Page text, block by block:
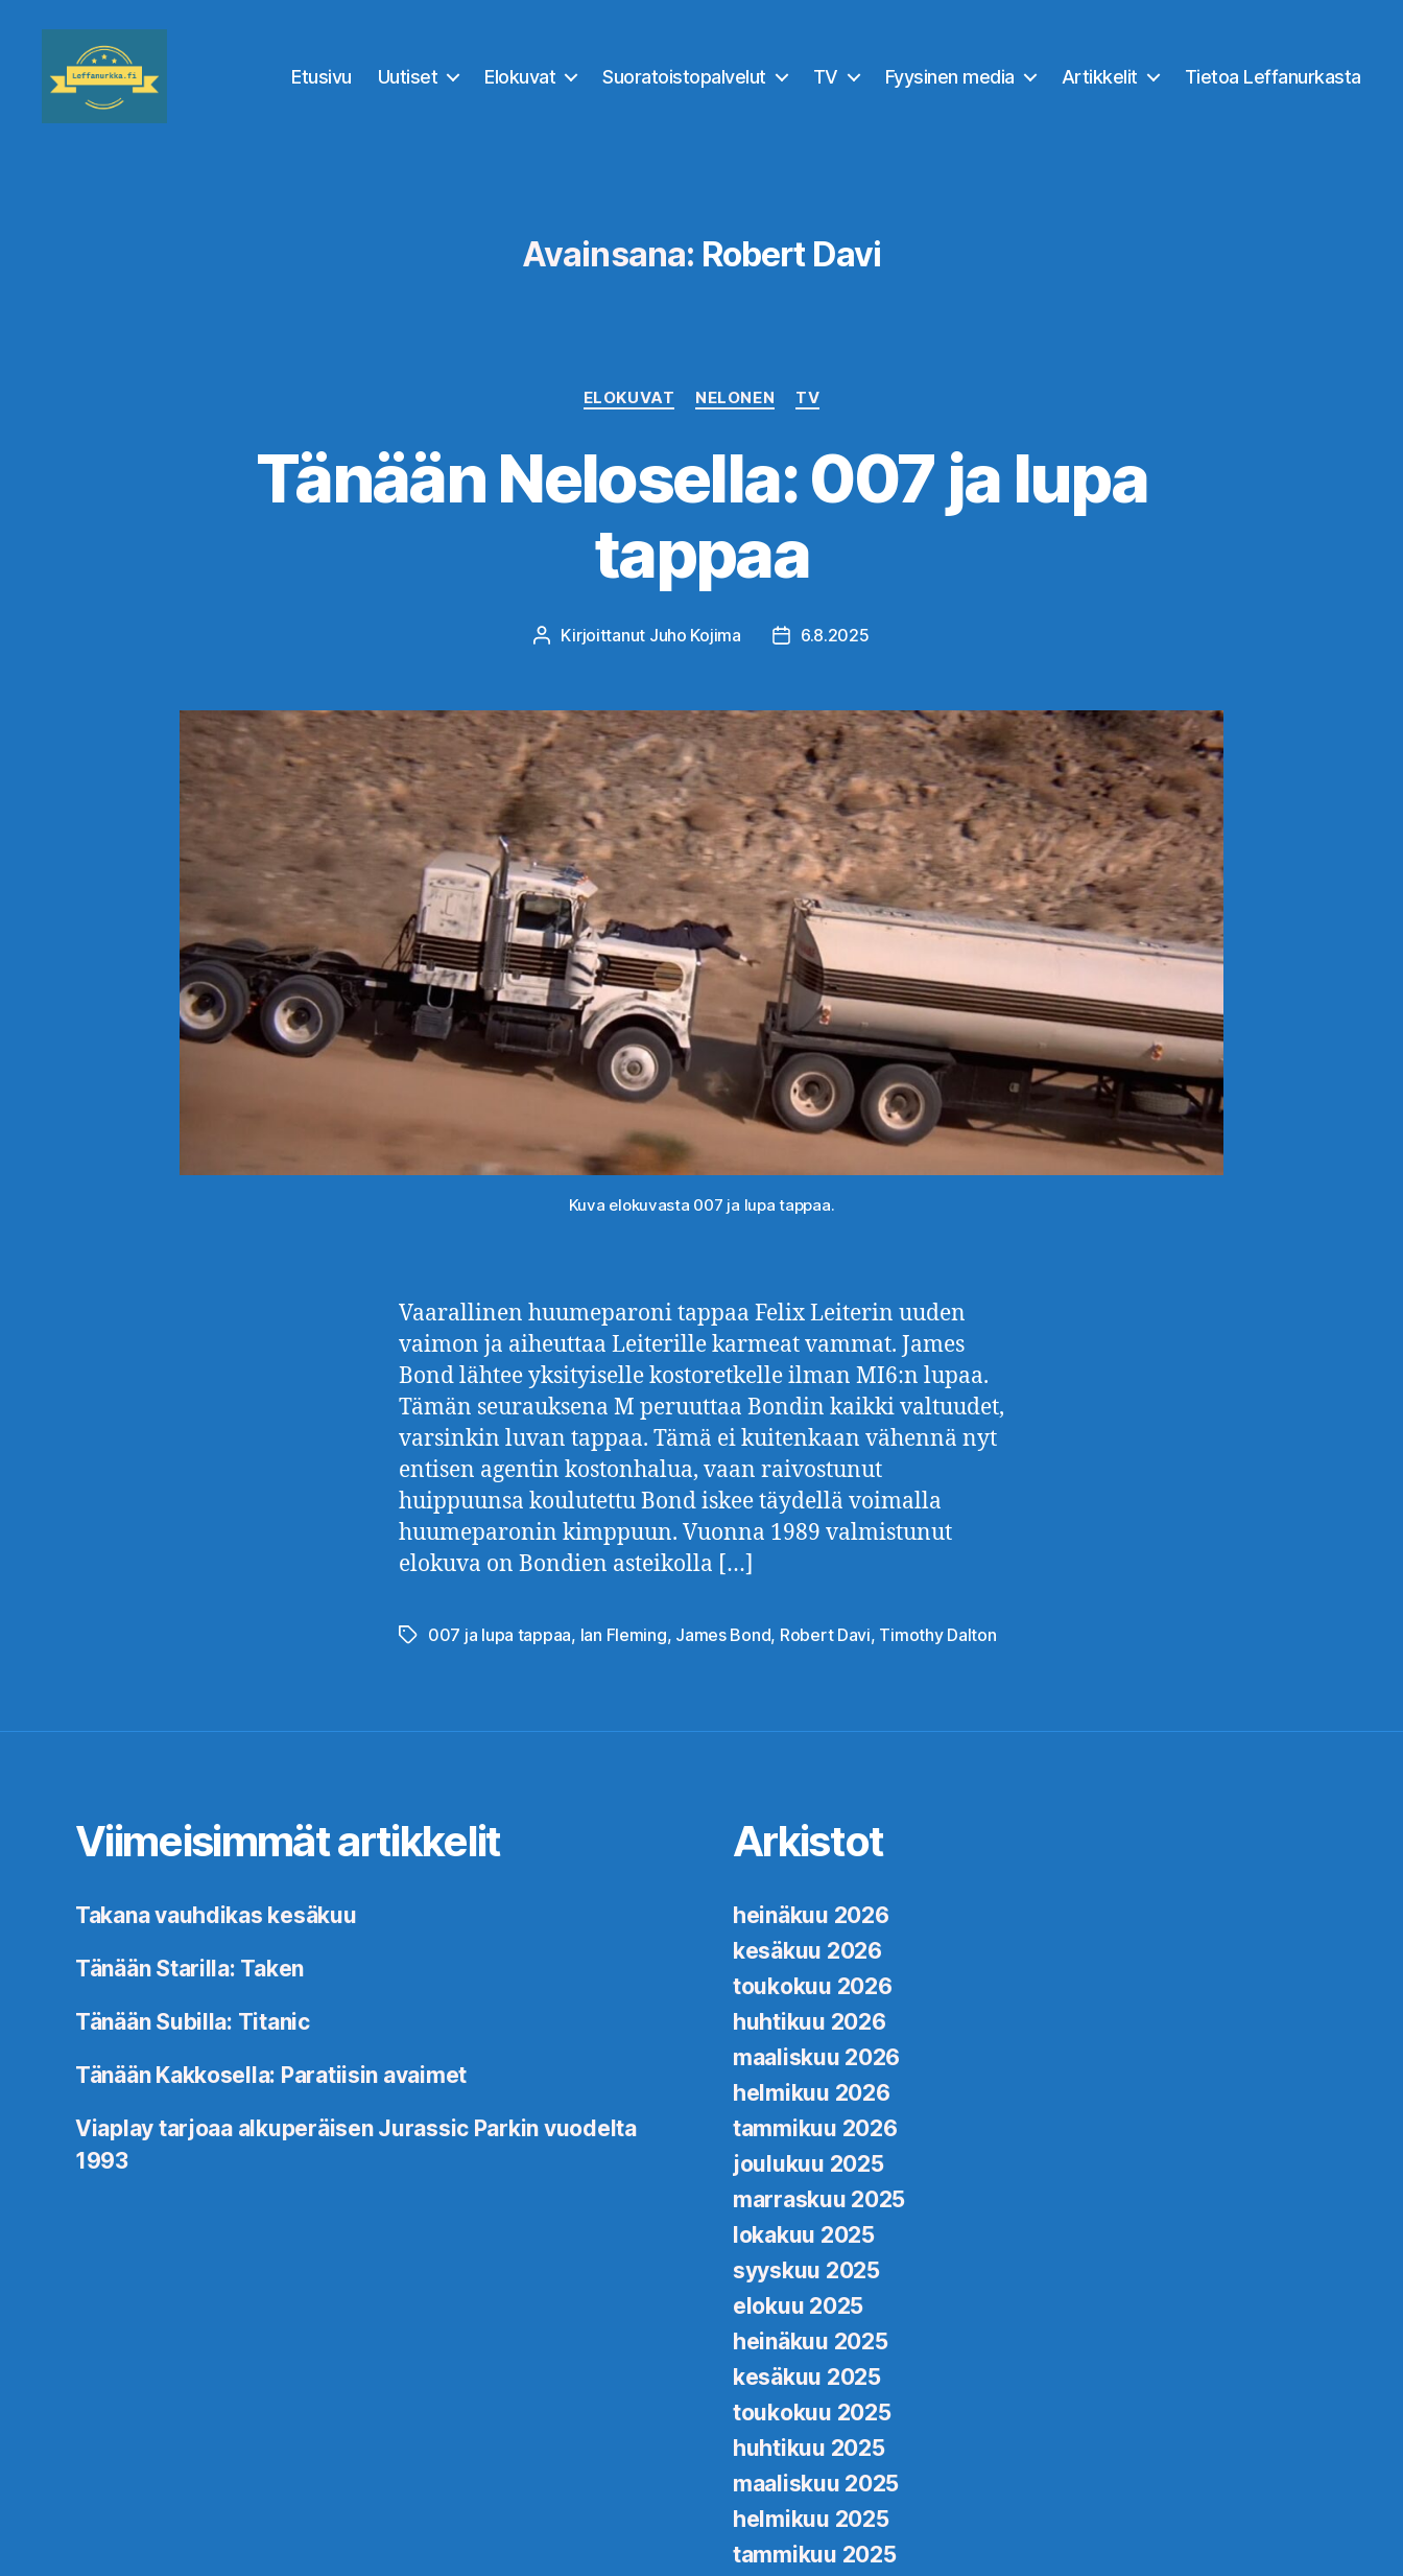
Etusivu Uutiset Elokuvat Suoratoistopalvelut TV Fyysinen media Artikkelit Tietoa Leffanurkasta
Avainsana: Robert Davi
Kategoriat
ELOKUVAT NELONEN TV
Tänään Nelosella: 007 ja lupa
tappaa
Kirjoittaja
Kirjoittanut Juho Kojima Julkaisupäivämäärä
6.8.2025
Kuva elokuvasta 007 ja lupa tappaa.
Vaarallinen huumeparoni tappaa Felix Leiterin uuden
vaimon ja aiheuttaa Leiterille karmeat vammat. James
Bond lähtee yksityiselle kostoretkelle ilman MI6:n lupaa.
Tämän seurauksena M peruuttaa Bondin kaikki valtuudet,
varsinkin luvan tappaa. Tämä ei kuitenkaan vähennä nyt
entisen agentin kostonhalua, vaan raivostunut
huippuunsa koulutettu Bond iskee täydellä voimalla
huumeparonin kimppuun. Vuonna 1989 valmistunut
elokuva on Bondien asteikolla […]
Avainsanat
007 ja lupa tappaa, Ian Fleming, James Bond, Robert Davi, Timothy Dalton
Viimeisimmät artikkelit
Takana vauhdikas kesäkuu
Tänään Starilla: Taken
Tänään Subilla: Titanic
Tänään Kakkosella: Paratiisin avaimet
Viaplay tarjoaa alkuperäisen Jurassic Parkin vuodelta
1993
Arkistot
heinäkuu 2026
kesäkuu 2026
toukokuu 2026
huhtikuu 2026
maaliskuu 2026
helmikuu 2026
tammikuu 2026
joulukuu 2025
marraskuu 2025
lokakuu 2025
syyskuu 2025
elokuu 2025
heinäkuu 2025
kesäkuu 2025
toukokuu 2025
huhtikuu 2025
maaliskuu 2025
helmikuu 2025
tammikuu 2025